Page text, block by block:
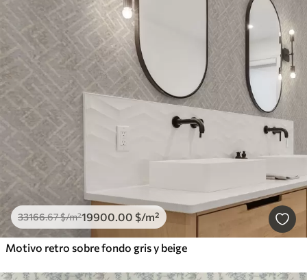
33166.67$/m²19900.00 $/m²
Motivo retro sobre fondo gris y beige